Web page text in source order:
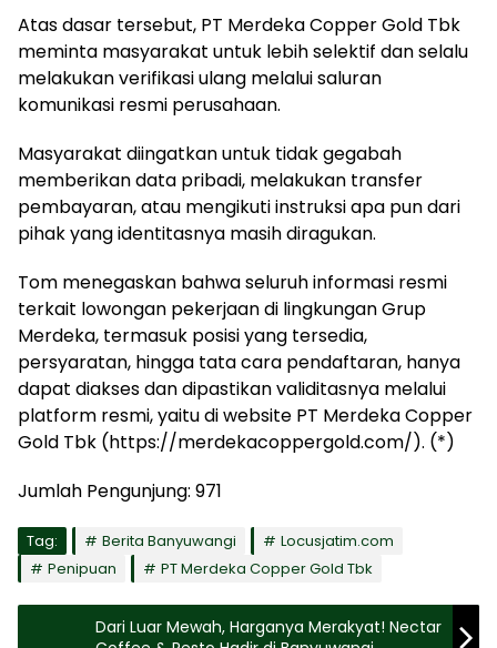
Atas dasar tersebut, PT Merdeka Copper Gold Tbk
meminta masyarakat untuk lebih selektif dan selalu
melakukan verifikasi ulang melalui saluran
komunikasi resmi perusahaan.
Masyarakat diingatkan untuk tidak gegabah
memberikan data pribadi, melakukan transfer
pembayaran, atau mengikuti instruksi apa pun dari
pihak yang identitasnya masih diragukan.
Tom menegaskan bahwa seluruh informasi resmi
terkait lowongan pekerjaan di lingkungan Grup
Merdeka, termasuk posisi yang tersedia,
persyaratan, hingga tata cara pendaftaran, hanya
dapat diakses dan dipastikan validitasnya melalui
platform resmi, yaitu di website PT Merdeka Copper
Gold Tbk (https://merdekacoppergold.com/). (*)
Jumlah Pengunjung: 971
Tag: Berita Banyuwangi
Locusjatim.com
Penipuan
PT Merdeka Copper Gold Tbk
Dari Luar Mewah, Harganya Merakyat! Nectar